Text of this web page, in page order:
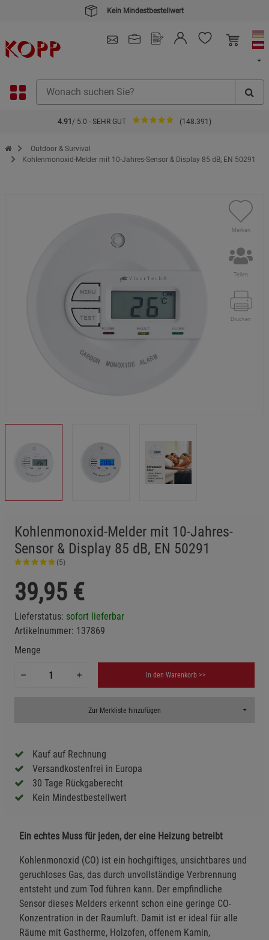
Kein Mindestbestellwert
4.91 / 5.0 - SEHR GUT (148.391)
Zur Startseite des Kopp Verlag Online-Shop
Outdoor & Survival
Kohlenmonoxid-Melder mit 10-Jahres-Sensor & Display 85 dB, EN 50291
Merken
Teilen
Drucken
Kohlenmonoxid-Melder mit 10-Jahres-
Sensor & Display 85 dB, EN 50291
(5)
39,95 €
Lieferstatus: sofort lieferbar
Artikelnummer: 137869
Menge
In den Warenkorb >>
Zur Merkliste hinzufügen Toggle
Kauf auf Rechnung
Versandkostenfrei in Europa
30 Tage Rückgaberecht
Kein Mindestbestellwert
Ein echtes Muss für jeden, der eine Heizung betreibt
Kohlenmonoxid (CO) ist ein hochgiftiges, unsichtbares und
geruchloses Gas, das durch unvollständige Verbrennung
entsteht und zum Tod führen kann. Der empfindliche
Sensor dieses Melders erkennt schon eine geringe CO-
Konzentration in der Raumluft. Damit ist er ideal für alle
Räume mit Gastherme, Holzofen, offenem Kamin,